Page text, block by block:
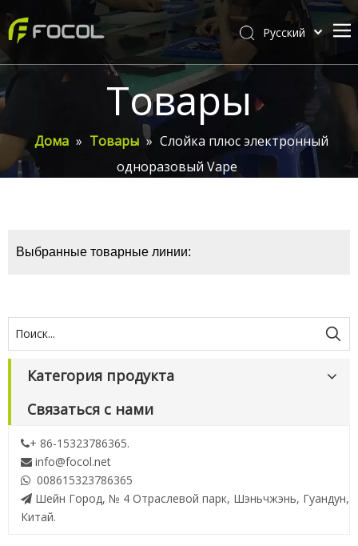
Товары
Настройка
Связаться с нами
Pусский
Товары
Дома » Товары » Слойка плюс электронный
одноразовый Vape
Выбранные товарные линии:
Категория продукта
Связаться с нами
+ 86-15323786365.
 info@focol.net
 008615323786365
 Шейн Город, № 4 Отраслевой парк, Шэньчжэнь, Гуандун,
Китай.